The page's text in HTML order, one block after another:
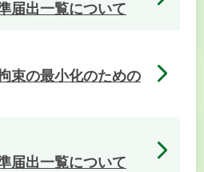
届出一覧について
束の最小化のための
届出一覧について